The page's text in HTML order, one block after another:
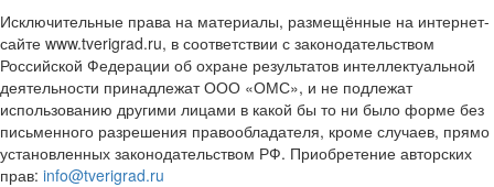
Исключительные права на материалы, размещённые на интернет-
сайте www.tverigrad.ru, в соответствии с законодательством
Российской Федерации об охране результатов интеллектуальной
деятельности принадлежат ООО «ОМС», и не подлежат
использованию другими лицами в какой бы то ни было форме без
письменного разрешения правообладателя, кроме случаев, прямо
установленных законодательством РФ. Приобретение авторских
прав: info@tverigrad.ru